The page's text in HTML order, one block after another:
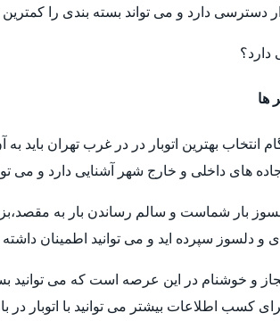
دسترسی دارد و می تواند بسته بندی را
دارد؟
ها
انتخاب بهترین اتوبار در در غرب تهران
های داخلی و خارج شهر آشنایی دارد و می
بار شماست و سالم رساندن بار به
و دلسوز سپرده اید و می توانید اطمینان
و خوشنام در این عرصه است که می توانید
کسب اطلاعات بیشتر می توانید با اتوبار در